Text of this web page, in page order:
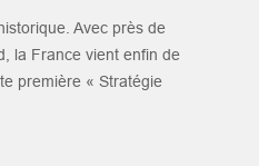
Avec près de
la France vient enfin de
première « Stratégie